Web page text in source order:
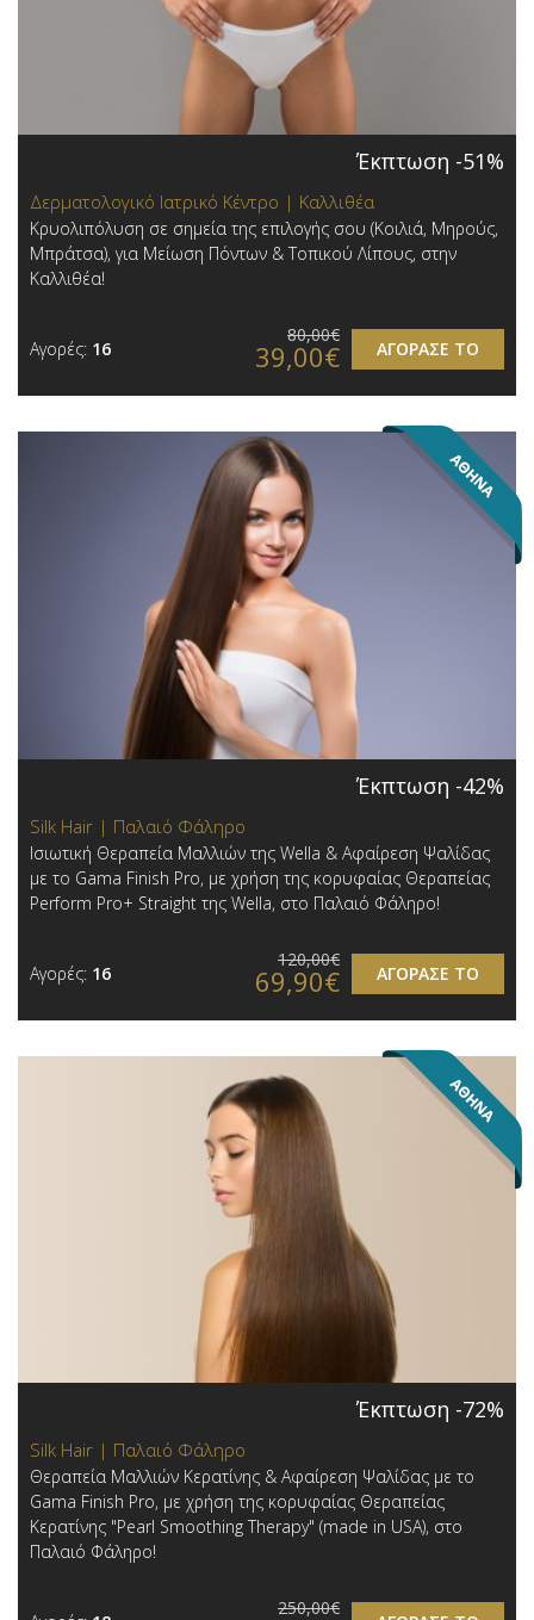
Έκπτωση -51%
Δερματολογικό Ιατρικό Κέντρο | Καλλιθέα
Κρυολιπόλυση σε σημεία της επιλογής σου (Κοιλιά, Μηρούς,
Μπράτσα), για Μείωση Πόντων & Τοπικού Λίπους, στην
Καλλιθέα!
Αγορές: 16 ΑΓΟΡΑΣΕ ΤΟ
80,00€
39,00€
Έκπτωση -42%
Silk Hair | Παλαιό Φάληρο
Iσιωτική Θεραπεία Μαλλιών της Wella & Αφαίρεση Ψαλίδας
με το Gama Finish Pro, με χρήση της κορυφαίας Θεραπείας
Perform Pro+ Straight της Wella, στο Παλαιό Φάληρο!
Αγορές: 16 ΑΓΟΡΑΣΕ ΤΟ
120,00€
69,90€
Έκπτωση -72%
Silk Hair | Παλαιό Φάληρο
Θεραπεία Μαλλιών Κερατίνης & Αφαίρεση Ψαλίδας με το
Gama Finish Pro, με χρήση της κορυφαίας Θεραπείας
Κερατίνης "Pearl Smoothing Therapy" (made in USA), στο
Παλαιό Φάληρο!
250,00€